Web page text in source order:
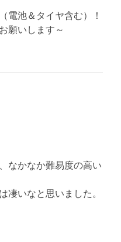
電池＆タイヤ含む）！
願いします～
なかなか難易度の高い
凄いなと思いました。